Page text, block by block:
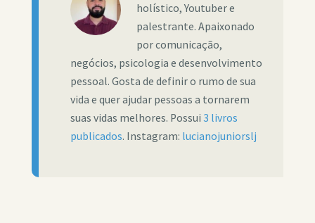
holístico, Youtuber e
palestrante. Apaixonado
por comunicação,
negócios, psicologia e desenvolvimento
pessoal. Gosta de definir o rumo de sua
vida e quer ajudar pessoas a tornarem
suas vidas melhores. Possui 3 livros
publicados. Instagram: lucianojuniorslj